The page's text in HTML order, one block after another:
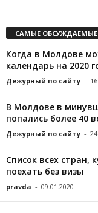
САМЫЕ ОБСУЖДАЕМЫЕ
Когда в Молдове
календарь на 2020
Дежурный по сайту -
В Молдове в
попались более 40
Дежурный по сайту -
Список всех стран,
поехать без визы
pravda - 09.01.2020